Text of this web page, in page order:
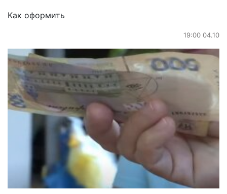
Как оформить
19:00 04.10